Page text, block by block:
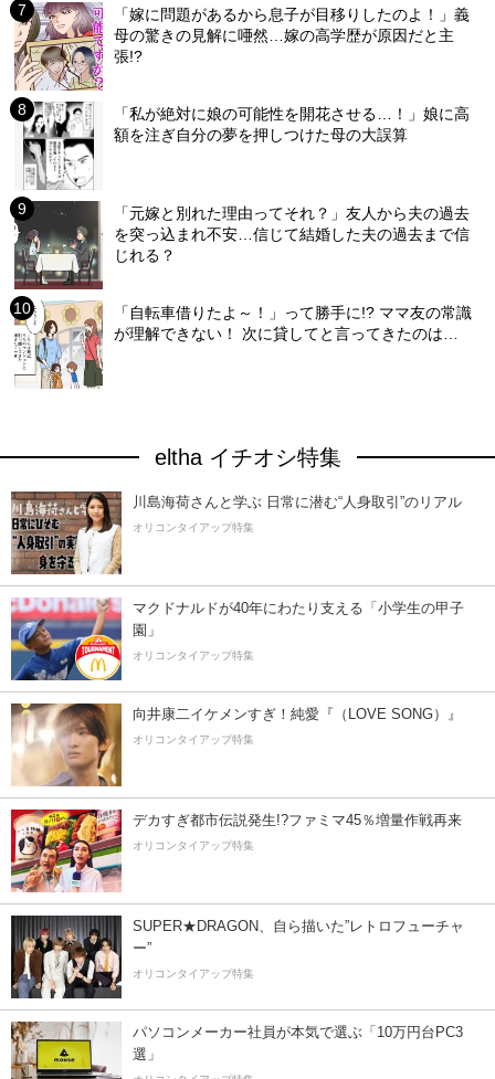
「嫁に問題があるから息子が目移りしたのよ！」義
母の驚きの見解に唖然…嫁の高学歴が原因だと主
張!?
「私が絶対に娘の可能性を開花させる…！」娘に高
額を注ぎ自分の夢を押しつけた母の大誤算
「元嫁と別れた理由ってそれ？」友人から夫の過去
を突っ込まれ不安…信じて結婚した夫の過去まで信
じれる？
「自転車借りたよ～！」って勝手に!? ママ友の常識
が理解できない！ 次に貸してと言ってきたのは…
eltha イチオシ特集
川島海荷さんと学ぶ 日常に潜む“人身取引”のリアル
オリコンタイアップ特集
マクドナルドが40年にわたり支える「小学生の甲子
園」
オリコンタイアップ特集
向井康二イケメンすぎ！純愛『（LOVE SONG）』
オリコンタイアップ特集
デカすぎ都市伝説発生!?ファミマ45％増量作戦再来
オリコンタイアップ特集
SUPER★DRAGON、自ら描いた”レトロフューチャ
ー”
オリコンタイアップ特集
パソコンメーカー社員が本気で選ぶ「10万円台PC3
選」